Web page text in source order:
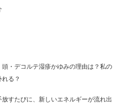
頭・デコルテ湿疹かゆみの理由は？私の
る？
放すたびに、新しいエネルギーが流れ出